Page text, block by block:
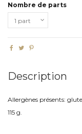
Nombre de parts
Description
Allergènes présents:
115 g.